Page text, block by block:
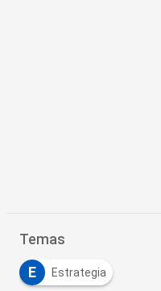
Temas
E Estrategia